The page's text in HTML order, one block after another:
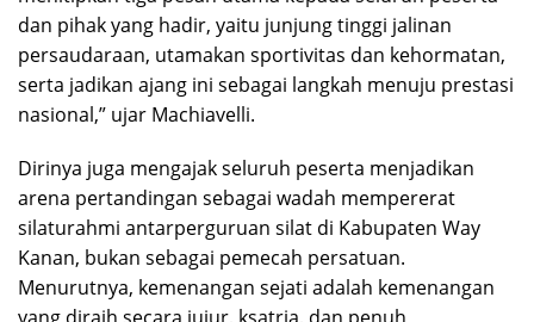
dan pihak yang hadir, yaitu junjung tinggi jalinan
persaudaraan, utamakan sportivitas dan kehormatan,
serta jadikan ajang ini sebagai langkah menuju prestasi
nasional,” ujar Machiavelli.
Dirinya juga mengajak seluruh peserta menjadikan
arena pertandingan sebagai wadah mempererat
silaturahmi antarperguruan silat di Kabupaten Way
Kanan, bukan sebagai pemecah persatuan.
Menurutnya, kemenangan sejati adalah kemenangan